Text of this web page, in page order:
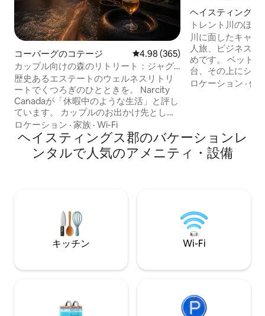
コーバーグのコテージ レビュー365件、5つ星中4.98つ
4.98 (365)
カップル向けの森のリトリート：ジャグ
ジー、サウナ、暖炉
歴史あるエステートのウェルネスリトリ
ートでくつろぎのひとときを。 Narcity
Canadaが「休暇中のような生活」と評し
ています。 カップルのお出かけ先として
評判が良く、サンタンヌのスパの近くに
あります。 @coachhouse_cobourgをフ
ォローしてください 5エーカーの美しいビ
クトリア様式の敷地に佇む150年の歴史を
ウナ、居心地の良い暖炉、静かな隠れ家
空間を提供し、コーバーグの活気あるダ
ウンタウンや手つかずのビーチからわず
か数分の場所に位置しています。
ロケーション · 家族 · Wi-Fi
ヘイスティングス
ウス
トレント川のほ
ウス2
川に面したキャビ
人旅、ビジネス旅
めです。 ベッドルーム1：ダブルベッド1
台、その上にシン
2：2段ベッド2台
ング、四輪バギー
ースがキャビンの
中楽しめます。 夏はエアコン、冬は完全
ロケーション ·価
ヘイスティングス郡のバケーションレ
ンタルで人気のアメニティ・設備
キッチン Wi-Fi